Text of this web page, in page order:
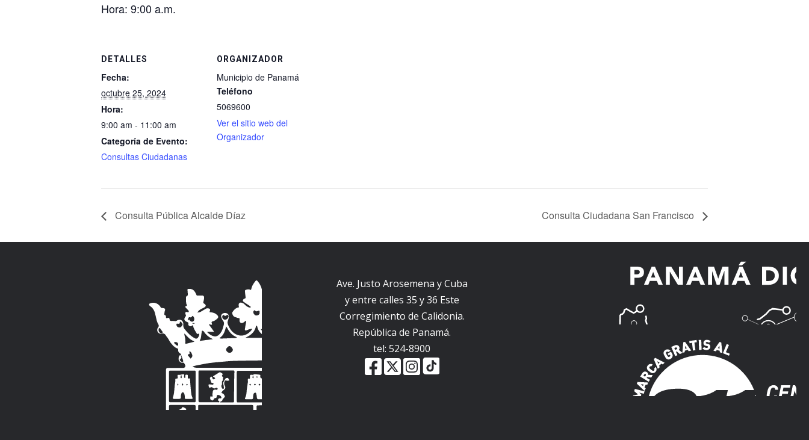
Hora: 9:00 a.m.
DETALLES
Fecha:
octubre 25, 2024
Hora:
9:00 am - 11:00 am
Categoría de Evento:
Consultas Ciudadanas
ORGANIZADOR
Municipio de Panamá
Teléfono
5069600
Ver el sitio web del
Organizador
Consulta Pública Alcalde Díaz Consulta Ciudadana San Francisco
Ave. Justo Arosemena y Cuba
y entre calles 35 y 36 Este
Corregimiento de Calidonia.
República de Panamá.
tel: 524-8900